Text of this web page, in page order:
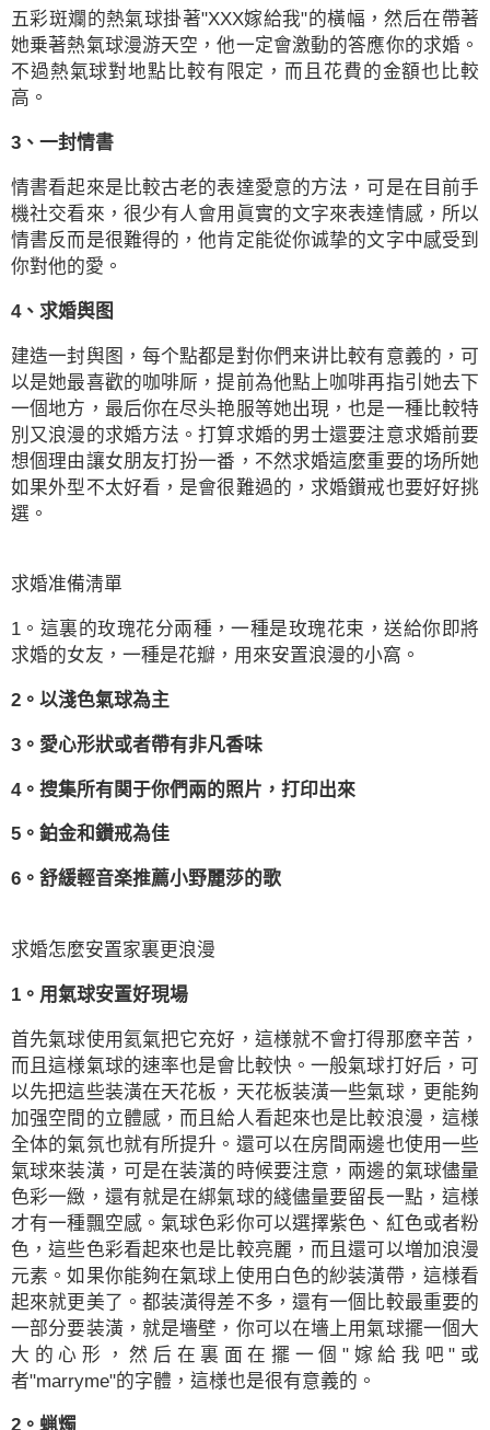
五彩斑斕的熱氣球掛著"XXX嫁給我"的橫幅，然后在帶著
她乗著熱氣球漫游天空，他一定會激動的答應你的求婚。
不過熱氣球對地點比較有限定，而且花費的金額也比較
高。
3、一封情書
情書看起來是比較古老的表達愛意的方法，可是在目前手
機社交看來，很少有人會用眞實的文字來表達情感，所以
情書反而是很難得的，他肯定能從你诚挚的文字中感受到
你對他的愛。
4、求婚舆图
建造一封舆图，每个點都是對你們来讲比較有意義的，可
以是她最喜歡的咖啡厛，提前為他點上咖啡再指引她去下
一個地方，最后你在尽头艳服等她出現，也是一種比較特
別又浪漫的求婚方法。打算求婚的男士還要注意求婚前要
想個理由讓女朋友打扮一番，不然求婚這麼重要的场所她
如果外型不太好看，是會很難過的，求婚鑚戒也要好好挑
選。
求婚准備淸單
1。這裏的玫瑰花分兩種，一種是玫瑰花束，送給你即將
求婚的女友，一種是花瓣，用來安置浪漫的小窩。
2。以淺色氣球為主
3。愛心形狀或者帶有非凡香味
4。搜集所有関于你們兩的照片，打印出來
5。鉑金和鑚戒為佳
6。舒緩輕音楽推薦小野麗莎的歌
求婚怎麼安置家裏更浪漫
1。用氣球安置好現場
首先氣球使用氦氣把它充好，這様就不會打得那麼辛苦，
而且這様氣球的速率也是會比較快。一般氣球打好后，可
以先把這些装潢在天花板，天花板装潢一些氣球，更能夠
加强空間的立體感，而且給人看起來也是比較浪漫，這様
全体的氣氛也就有所提升。還可以在房間兩邊也使用一些
氣球來装潢，可是在装潢的時候要注意，兩邊的氣球儘量
色彩一緻，還有就是在綁氣球的綫儘量要留長一點，這様
才有一種飄空感。氣球色彩你可以選擇紫色、紅色或者粉
色，這些色彩看起來也是比較亮麗，而且還可以増加浪漫
元素。如果你能夠在氣球上使用白色的紗装潢帶，這様看
起來就更美了。都装潢得差不多，還有一個比較最重要的
一部分要装潢，就是墻壁，你可以在墻上用氣球擺一個大
大的心形，然后在裏面在擺一個"嫁給我吧"或
者"marryme"的字體，這様也是很有意義的。
2。蝋燭